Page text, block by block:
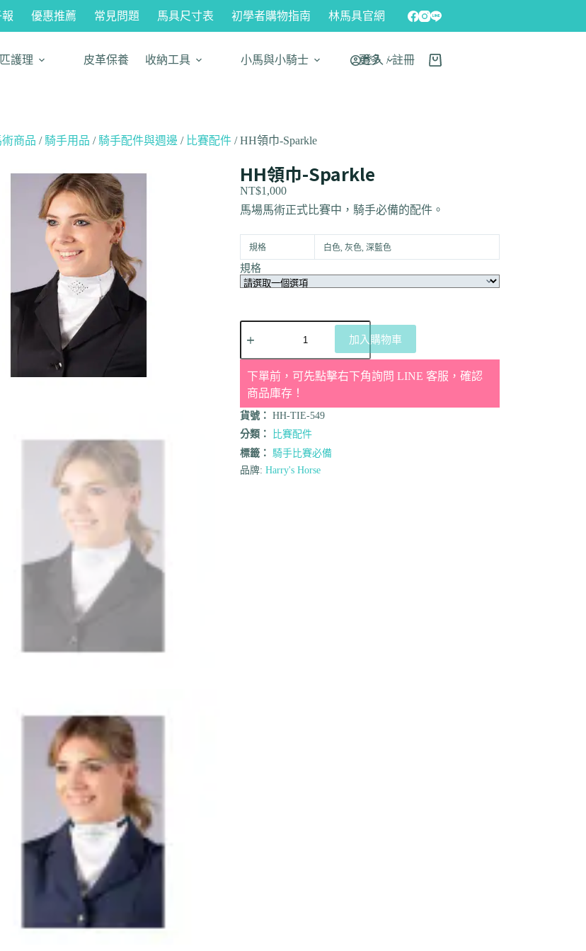
優惠推薦 常見問題 馬具尺寸表 初學者購物指南 林馬具官網
護理 皮革保養 收納工具 小馬與小騎士 更多
登入 / 註冊
商品 / 騎手用品 / 騎手配件與週邊 / 比賽配件 / HH領巾-Sparkle
HH領巾-Sparkle
NT$1,000
馬場馬術正式比賽中，騎手必備的配件。
規格 白色, 灰色, 深藍色
規格
加入購物車
下單前，可先點擊右下角詢問 LINE 客服，確認
商品庫存！
貨號： HH-TIE-549
分類：
比賽配件
標籤： 騎手比賽必備
品牌: Harry's Horse